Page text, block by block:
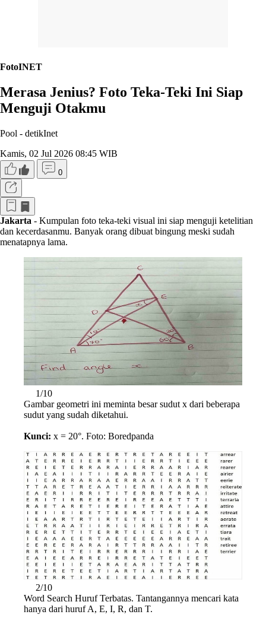
FotoINET
Merasa Jenius? Foto Teka-Teki Ini Siap
Menguji Otakmu
Pool - detikInet
Kamis, 02 Jul 2026 08:45 WIB
0
Jakarta - Kumpulan foto teka-teki visual ini siap menguji ketelitian
dan kecerdasanmu. Banyak orang dibuat bingung meski sudah
menatapnya lama.
1/10
Gambar geometri ini meminta besar sudut x dari beberapa
sudut yang sudah diketahui.
Kunci: x = 20°. Foto: Boredpanda
2/10
Word Search Huruf Terbatas. Tantangannya mencari kata
hanya dari huruf A, E, I, R, dan T.